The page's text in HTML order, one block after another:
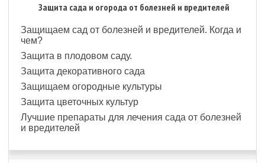
Защита сада и огорода от болезней и вредителей
Защищаем сад от болезней и вредителей. Когда и
чем?
Защита в плодовом саду.
Защита декоративного сада
Защищаем огородные культуры
Защита цветочных культур
Лучшие препараты для лечения сада от болезней
и вредителей